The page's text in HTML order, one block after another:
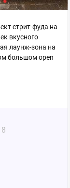
стрит-фуда на
вкусного
лаунж-зона на
большом open
8